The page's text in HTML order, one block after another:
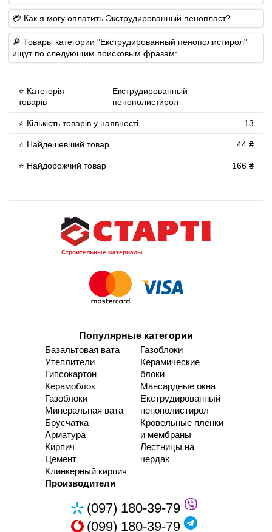
💳 Как я могу оплатить Экструдированный пенопласт?
🔎 Товары категории "Екструдированный пенополистирол"
ищут по следующим поисковым фразам:
⭐ Категорія
товарів
Екструдированный
пенополистирол
⭐ Кількість товарів у наявності 13
⭐ Найдешевший товар 44 ₴
⭐ Найдорожчий товар 166 ₴
Строительные материалы
Популярные категории
Базальтовая вата
Утеплители
Гипсокартон
Керамоблок
Газоблоки
Минеральная вата
Брусчатка
Арматура
Кирпич
Цемент
Клинкерный кирпич
Газоблоки
Керамические
блоки
Мансардные окна
Екструдированный
пенополистирол
Кровельные пленки
и мембраны
Лестницы на
чердак
Производители
(097) 180-39-79
(099) 180-39-79